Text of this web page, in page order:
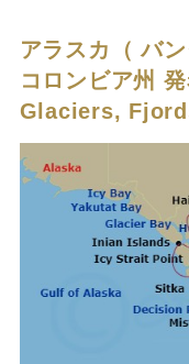
アラスカ（ バ
コロンビア州
Glaciers,